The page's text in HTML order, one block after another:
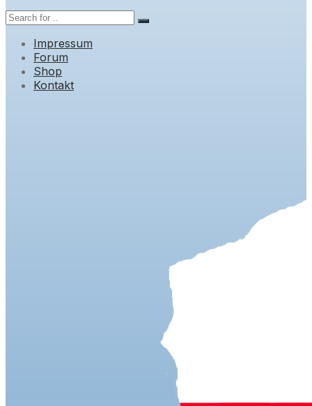
Impressum
Forum
Shop
Kontakt